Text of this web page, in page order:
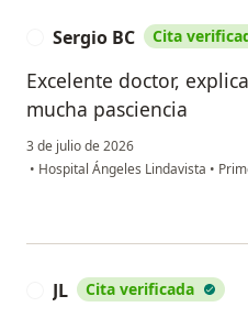
Sergio BC Cita
Excelente doctor,
mucha pasciencia
3 de julio de 2026
• Hospital Ángeles Lindavista •
JL Cita verificada